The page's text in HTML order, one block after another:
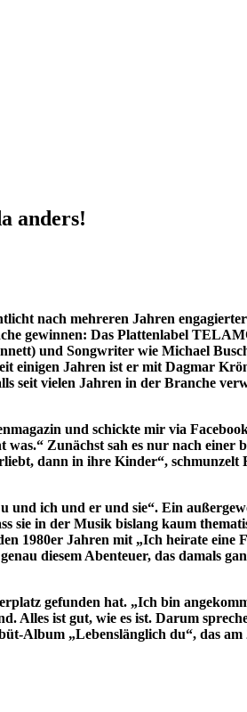
anders!
nach mehreren Jahren
gewinnen: Das Plattenlabel
und Songwriter wie Michael
einigen Jahren ist er mit Dagmar
seit vielen Jahren in der Branche
und schickte mir via
Zunächst sah es nur nach einer
dann in ihre Kinder“, schmunzelt
und ich und er und sie“. Ein
sie in der Musik bislang kaum
1980er Jahren mit „Ich heirate eine
diesem Abenteuer, das damals
gefunden hat. „Ich bin
Alles ist gut, wie es ist. Darum
Album „Lebenslänglich du“, das